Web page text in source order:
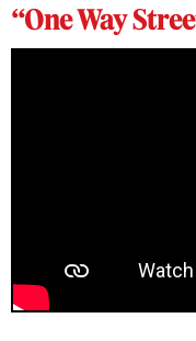
“One Way